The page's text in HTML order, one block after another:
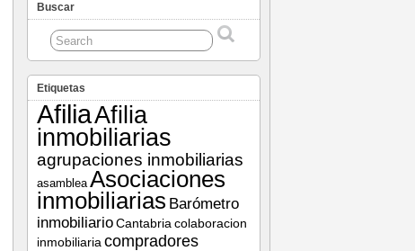
Buscar
Etiquetas
AfiliaAfilia
inmobiliarias
agrupaciones inmobiliarias
asamblea Asociaciones
inmobiliarias Barómetro
inmobiliarioCantabria colaboracion
inmobiliaria compradores